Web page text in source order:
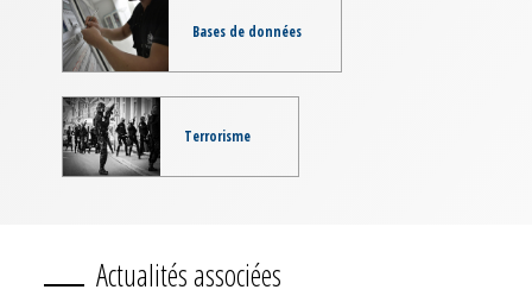
Bases de données
Terrorisme
Actualités associées